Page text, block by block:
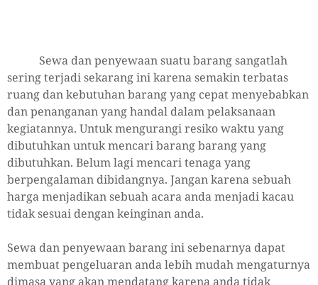
Sewa dan penyewaan suatu barang sangatlah
sering terjadi sekarang ini karena semakin terbatas
ruang dan kebutuhan barang yang cepat menyebabkan
dan penanganan yang handal dalam pelaksanaan
kegiatannya. Untuk mengurangi resiko waktu yang
dibutuhkan untuk mencari barang barang yang
dibutuhkan. Belum lagi mencari tenaga yang
berpengalaman dibidangnya. Jangan karena sebuah
harga menjadikan sebuah acara anda menjadi kacau
tidak sesuai dengan keinginan anda.
Sewa dan penyewaan barang ini sebenarnya dapat
membuat pengeluaran anda lebih mudah mengaturnya
dimasa yang akan mendatang karena anda tidak